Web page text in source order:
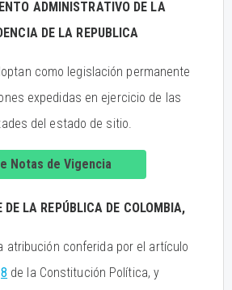
ADMINISTRATIVO DE LA
DE LA REPUBLICA
como legislación permanente
expedidas en ejercicio de las
del estado de sitio.
Notas de Vigencia
DE LA REPÚBLICA DE COLOMBIA,
atribución conferida por el artículo
8 de la Constitución Política, y